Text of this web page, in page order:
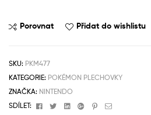
Porovnat Přidat do wishlistu
SKU: PKM477
KATEGORIE: POKÉMON PLECHOVKY
ZNAČKA: NINTENDO
SDÍLET:
FacebookTwitterLinkedinGoogle+Pinterest
Email